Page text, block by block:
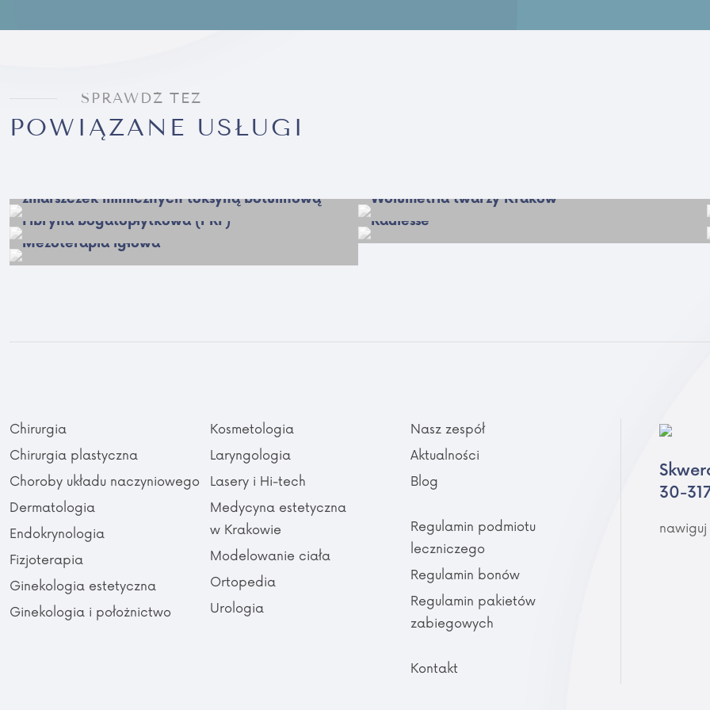
SPRAWDŹ TEŻ
POWIĄZANE USŁUGI
zmarszczek mimicznych toksyną botulinową
Wolumetria twarzy Kraków
Fibryna bogatopłytkowa (PRF)
Radiesse
Mezoterapia igłowa
Chirurgia
Chirurgia plastyczna
Choroby układu naczyniowego
Dermatologia
Endokrynologia
Fizjoterapia
Ginekologia estetyczna
Ginekologia i położnictwo
Kosmetologia
Laryngologia
Lasery i Hi-tech
Medycyna estetyczna
w Krakowie
Modelowanie ciała
Ortopedia
Urologia
Nasz zespół
Aktualności
Blog
Regulamin podmiotu
leczniczego
Regulamin bonów
Regulamin pakietów
zabiegowych
Kontakt
30-